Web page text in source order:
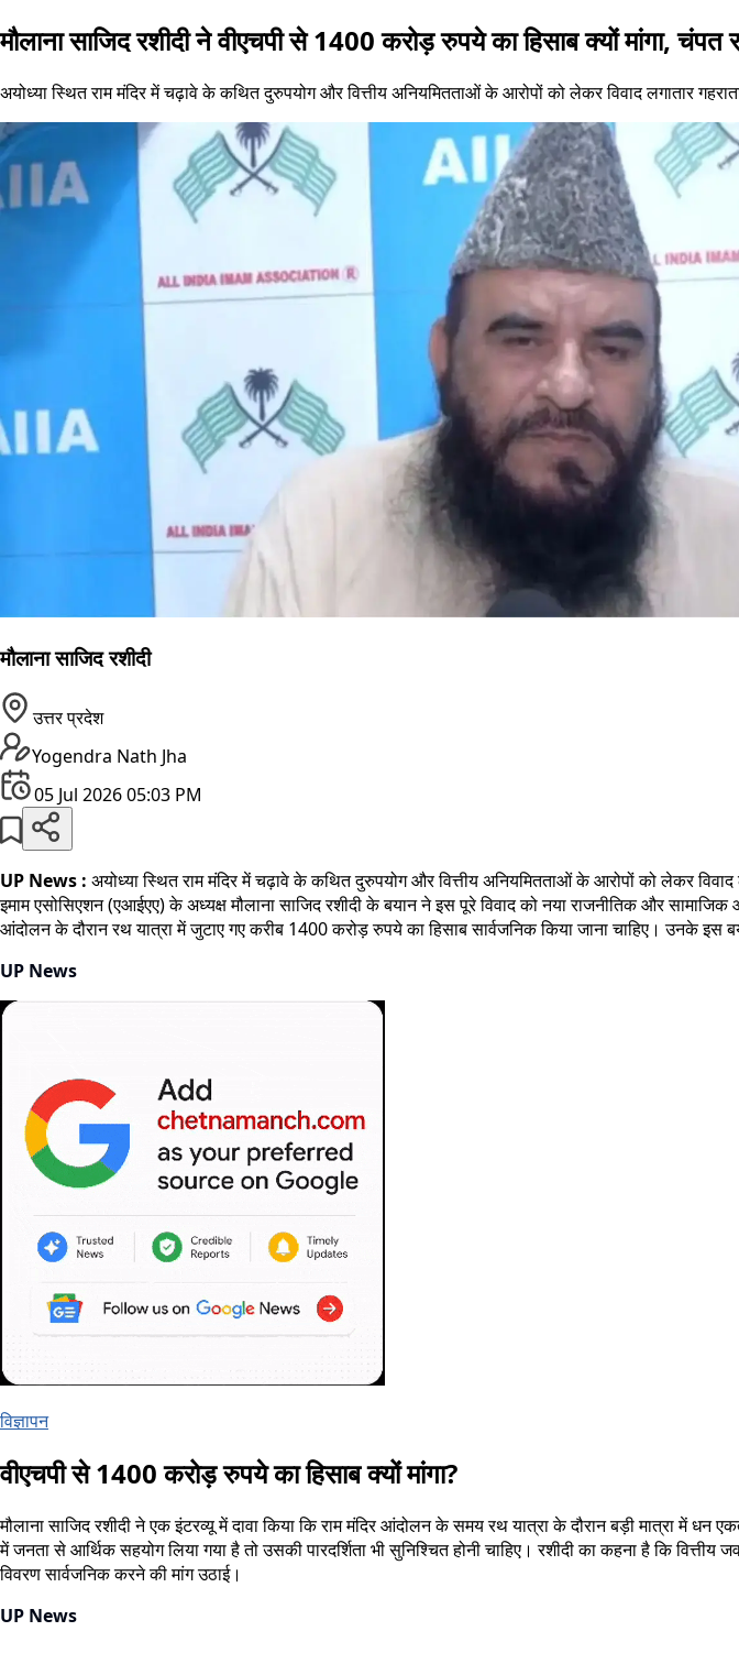
मौलाना साजिद रशीदी ने वीएचपी से 1400 करोड़ रुपये का हिसाब क्यों मांगा, चंपत
अयोध्या स्थित राम मंदिर में चढ़ावे के कथित दुरुपयोग और वित्तीय अनियमितताओं के आरोपों को लेकर विवाद लगातार
मौलाना साजिद रशीदी
उत्तर प्रदेश
Yogendra Nath Jha
05 Jul 2026 05:03 PM
UP News : अयोध्या स्थित राम मंदिर में चढ़ावे के कथित दुरुपयोग और वित्तीय अनियमितताओं के आरोपों को लेकर
इमाम एसोसिएशन (एआईएए) के अध्यक्ष मौलाना साजिद रशीदी के बयान ने इस पूरे विवाद को नया राजनीतिक और सामाजिक
आंदोलन के दौरान रथ यात्रा में जुटाए गए करीब 1400 करोड़ रुपये का हिसाब सार्वजनिक किया जाना चाहिए। उनके
UP News
विज्ञापन
वीएचपी से 1400 करोड़ रुपये का हिसाब क्यों मांगा?
मौलाना साजिद रशीदी ने एक इंटरव्यू में दावा किया कि राम मंदिर आंदोलन के समय रथ यात्रा के दौरान बड़ी मात्रा में
में जनता से आर्थिक सहयोग लिया गया है तो उसकी पारदर्शिता भी सुनिश्चित होनी चाहिए। रशीदी का कहना है कि
विवरण सार्वजनिक करने की मांग उठाई।
UP News